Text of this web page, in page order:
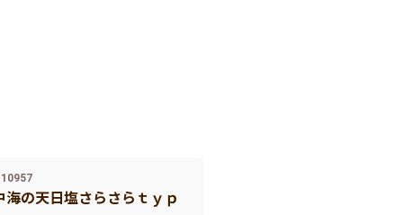
海の天日塩さらさらｔｙｐ